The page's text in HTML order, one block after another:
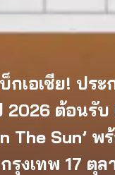
กเอเชีย! ประ
2026 ต้อนรับ
The Sun’ พ
รุงเทพ 17 ตุล